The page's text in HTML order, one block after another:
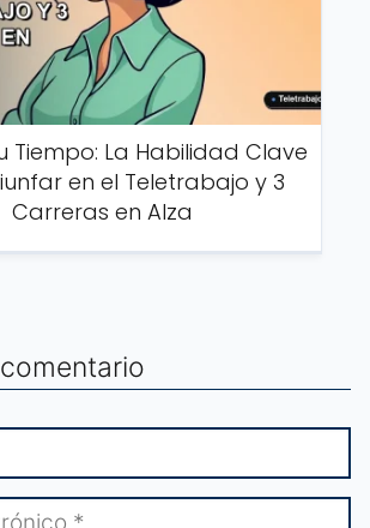
Tiempo: La Habilidad Clave
en el Teletrabajo y 3
Carreras en Alza